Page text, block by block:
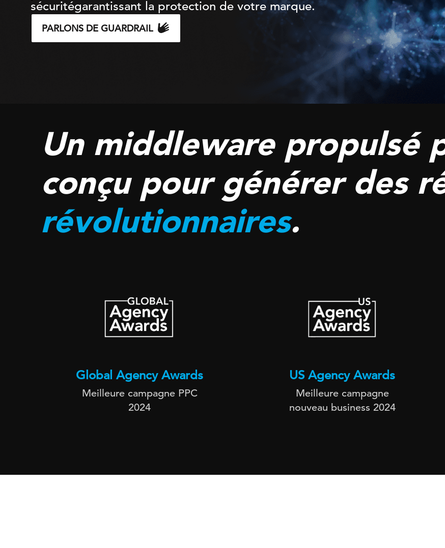
sécuritégarantissant la protection de votre marque.
PARLONS DE GUARDRAIL
Un middleware propulsé
conçu pour générer des
révolutionnaires.
Global Agency Awards
Meilleure campagne PPC
2024
US Agency Awards
Meilleure campagne
nouveau business 2024